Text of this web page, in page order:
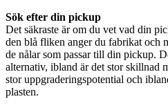
Sök efter din pickup
Det säkraste är om du vet vad din
den blå fliken anger du fabrikat och
de nålar som passar till din pickup.
alternativ, ibland är det stor skillnad
stor uppgraderingspotential och
plasten.